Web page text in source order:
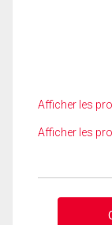
Afficher les
Afficher les